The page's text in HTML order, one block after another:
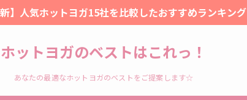
新】人気ホットヨガ15社を比較したおすすめランキング
ホットヨガのベストはこれっ！
あなたの最適なホットヨガのベストをご提案します☆